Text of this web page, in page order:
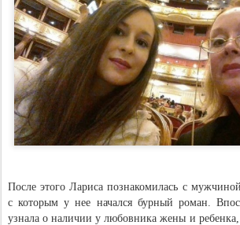
После этого Лариса познакомилась с
с которым у нее начался бурный роман.
узнала о наличии у любовника жены и ребенка,